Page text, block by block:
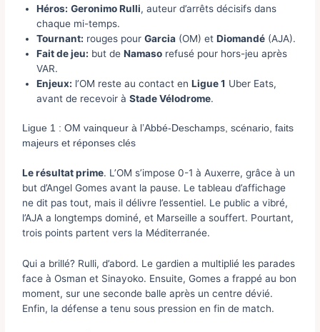
Héros: Geronimo Rulli, auteur d’arrêts décisifs dans
chaque mi-temps.
Tournant: rouges pourGarcia (OM) etDiomandé (AJA).
Fait de jeu: but deNamaso refusé pour hors-jeu après
VAR.
Enjeux: l’OM reste au contact enLigue 1 Uber Eats,
avant de recevoir àStade Vélodrome.
Ligue 1 : OM vainqueur à l’Abbé-Deschamps, scénario, faits
majeurs et réponses clés
Le résultat prime. L’OM s’impose 0-1 à Auxerre, grâce à un
but d’Angel Gomes avant la pause. Le tableau d’affichage
ne dit pas tout, mais il délivre l’essentiel. Le public a vibré,
l’AJA a longtemps dominé, et Marseille a souffert. Pourtant,
trois points partent vers la Méditerranée.
Qui a brillé? Rulli, d’abord. Le gardien a multiplié les parades
face à Osman et Sinayoko. Ensuite, Gomes a frappé au bon
moment, sur une seconde balle après un centre dévié.
Enfin, la défense a tenu sous pression en fin de match.